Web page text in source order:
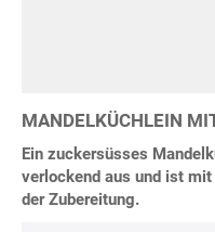
MANDELKÜCHLEIN
Ein zuckersüsses
verlockend aus und ist
der Zubereitung.